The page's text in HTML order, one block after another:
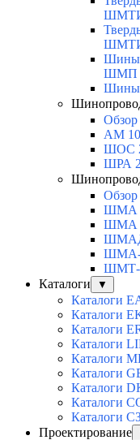
Шины
ШМП
Шины
АМ
ШОС
ШРА
ШМА
ШМА
ШМАД
ШМА-
ШМТ-
Каталоги
▼
Каталоги
Каталоги
Каталоги
Каталоги
Каталоги
Каталоги
Каталоги
Каталоги
Каталоги
Проектирование